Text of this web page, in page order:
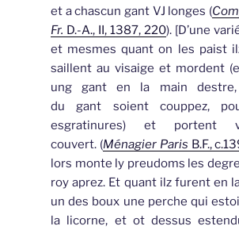
et a chascun gant VJ longes (
Fr. D.-A., II, 1387, 220). [D’une
et mesmes quant on les paist
saillent au visaige et mordent
unggant en la main
dugant soient couppez,
esgratinures) et portent
couvert. (Ménagier Paris B.F.,
lors monte ly preudoms les
roy aprez. Et quant ilz furent en
un des boux une perche qui
la licorne, et ot dessus